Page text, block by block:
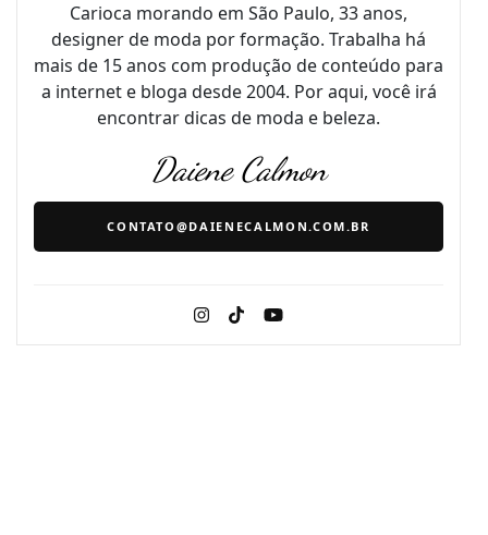
Carioca morando em São Paulo, 33 anos,
designer de moda por formação. Trabalha há
mais de 15 anos com produção de conteúdo para
a internet e bloga desde 2004. Por aqui, você irá
encontrar dicas de moda e beleza.
Daiene Calmon
CONTATO@DAIENECALMON.COM.BR